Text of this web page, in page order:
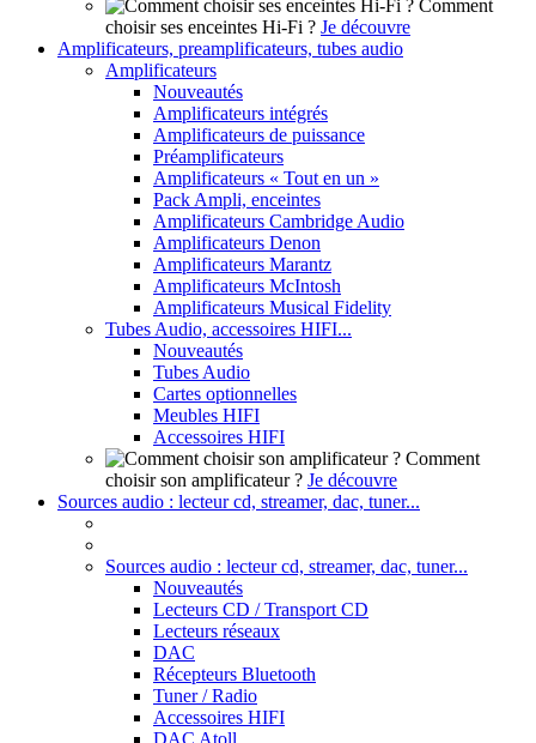
Comment
choisir ses enceintes Hi-Fi ? Je découvre
Amplificateurs, preamplificateurs, tubes audio
Amplificateurs
Nouveautés
Amplificateurs intégrés
Amplificateurs de puissance
Préamplificateurs
Amplificateurs « Tout en un »
Pack Ampli, enceintes
Amplificateurs Cambridge Audio
Amplificateurs Denon
Amplificateurs Marantz
Amplificateurs McIntosh
Amplificateurs Musical Fidelity
Tubes Audio, accessoires HIFI...
Nouveautés
Tubes Audio
Cartes optionnelles
Meubles HIFI
Accessoires HIFI
Comment
choisir son amplificateur ? Je découvre
Sources audio : lecteur cd, streamer, dac, tuner...
Sources audio : lecteur cd, streamer, dac, tuner...
Nouveautés
Lecteurs CD / Transport CD
Lecteurs réseaux
DAC
Récepteurs Bluetooth
Tuner / Radio
Accessoires HIFI
DAC Atoll